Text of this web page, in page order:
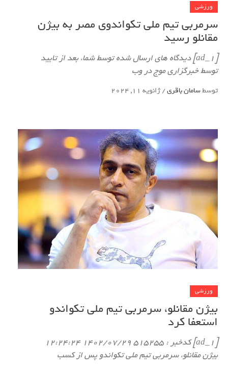
ورزشی
سرمربی تیم ملی تکواندوی مصر به بیژن
مقانلو رسید
[ad_1] دیدگاه های ارسال شده توسط شما، بعد از تایید
توسط خبرگزاری موج در وب
توسطسامان باقری/ژانویه 11, 2024
ورزشی
بیژن مقانلو، سرمربی تیم ملی تکواندو
استعفا کرد
[ad_1] کدخبر : ۵۱۵۲۵۵ ۱۴۰۲/۰۷/۲۹ ۱۲:۲۴:۲۴
بیژن مقانلو، سرمربی تیم ملی تکواندو پس از کسب